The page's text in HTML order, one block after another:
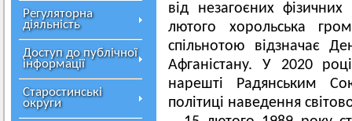
Регуляторна
діяльність
Доступ до публічної
інформації
Старостинські
округи
від незагоєних
лютого хорольська
спільнотою відзначає
Афганістану. У 2020
нарешті Радянським
політиці наведення